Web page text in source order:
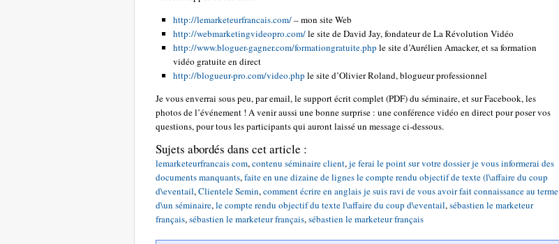
http://lemarketeurfrancais.com/– mon site Web
http://webmarketingvideopro.com/le site de David Jay, fondateur de La Révolution Vidéo
http://www.bloguer-gagner.com/formationgratuite.php le site d’Aurélien Amacker, et sa formation
vidéo gratuite en direct
http://blogueur-pro.com/video.php le site d’Olivier Roland, blogueur professionnel
Je vous enverrai sous peu, par email, le support écrit complet (PDF) du séminaire, et sur Facebook, les
photos de l’événement ! A venir aussi une bonne surprise : une conférence vidéo en direct pour poser vos
questions, pour tous les participants qui auront laissé un message ci-dessous.
Sujets abordés dans cet article :
lemarketeurfrancais com,contenu séminaire client,je ferai le point sur votre dossier je vous informerai des
documents manquants,faite en une dizaine de lignes le compte rendu objectif de texte (l\affaire du coup
d\eventail,Clientele Semin,comment écrire en anglais je suis ravi de vous avoir fait connaissance au terme
d\un séminaire,le compte rendu objectif du texte l\affaire du coup d\eventail,sébastien le marketeur
français,sébastien le marketeur français,sébastien le marketeur français